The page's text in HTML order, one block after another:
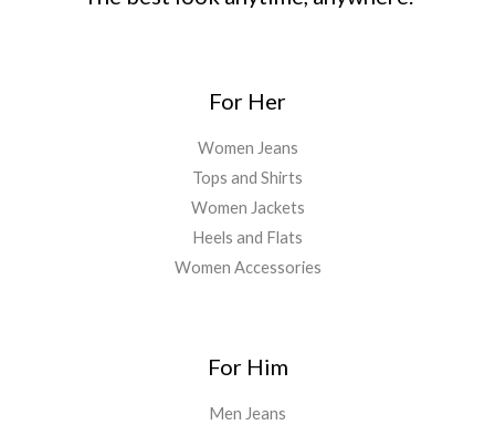
For Her
Women Jeans
Tops and Shirts
Women Jackets
Heels and Flats
Women Accessories
For Him
Men Jeans